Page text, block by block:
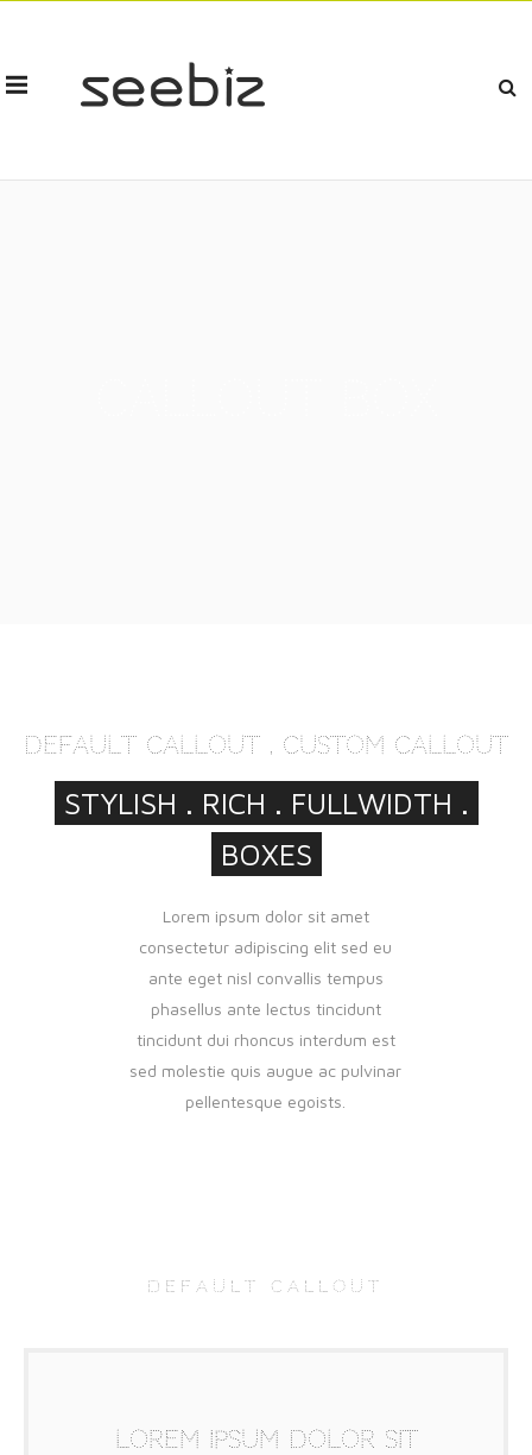
DEFAULT CALLOUT . CUSTOM CALLOUT
STYLISH . RICH . FULLWIDTH .
BOXES
Lorem ipsum dolor sit amet
consectetur adipiscing elit sed eu
ante eget nisl convallis tempus
phasellus ante lectus tincidunt
tincidunt dui rhoncus interdum est
sed molestie quis augue ac pulvinar
pellentesque egoists.
DEFAULT CALLOUT
Lorem ipsum dolor sit